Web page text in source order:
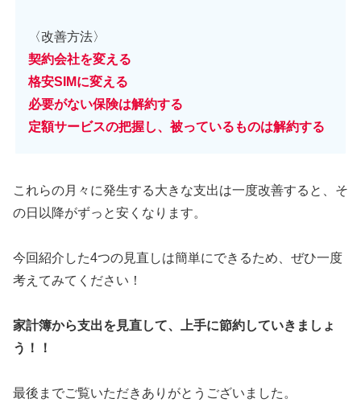
〈改善方法〉
契約会社を変える
格安SIMに変える
必要がない保険は解約する
定額サービスの把握し、被っているものは解約する
これらの月々に発生する大きな支出は一度改善すると、そ
の日以降がずっと安くなります。
今回紹介した4つの見直しは簡単にできるため、ぜひ一度
考えてみてください！
家計簿から支出を見直して、上手に節約していきましょ
う！！
最後までご覧いただきありがとうございました。